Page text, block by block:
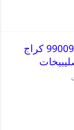
افضل خدمة بنشر الصليبيخات 99009551 كراج